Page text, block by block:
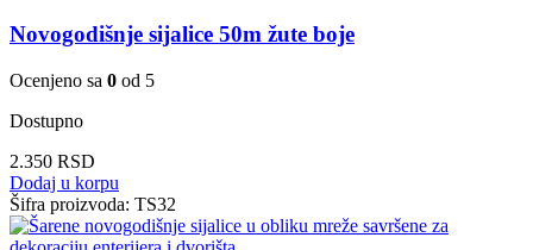
Novogodišnje sijalice 50m žute boje
Ocenjeno sa 0 od 5
Dostupno
2.350 RSD
Dodaj u korpu
Šifra proizvoda: TS32